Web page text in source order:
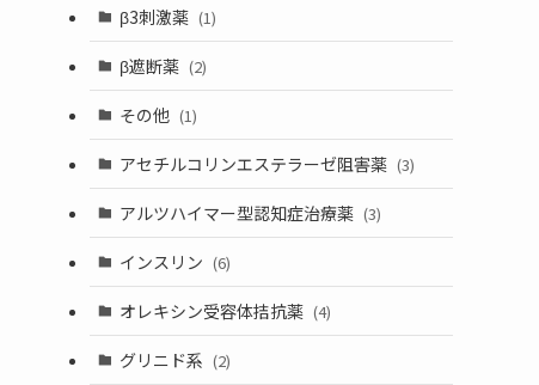
β3刺激薬 (1)
β遮断薬 (2)
その他 (1)
アセチルコリンエステラーゼ阻害薬 (3)
アルツハイマー型認知症治療薬 (3)
インスリン (6)
オレキシン受容体拮抗薬 (4)
グリニド系 (2)